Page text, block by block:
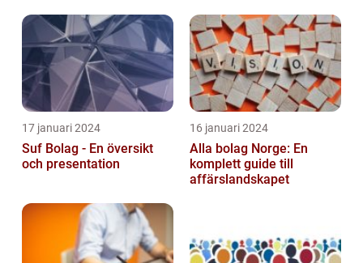
17 januari 2024
Suf Bolag - En översikt
och presentation
16 januari 2024
Alla bolag Norge: En
komplett guide till
affärslandskapet